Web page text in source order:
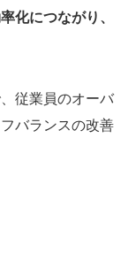
化につながり、
従業員のオーバ
バランスの改善